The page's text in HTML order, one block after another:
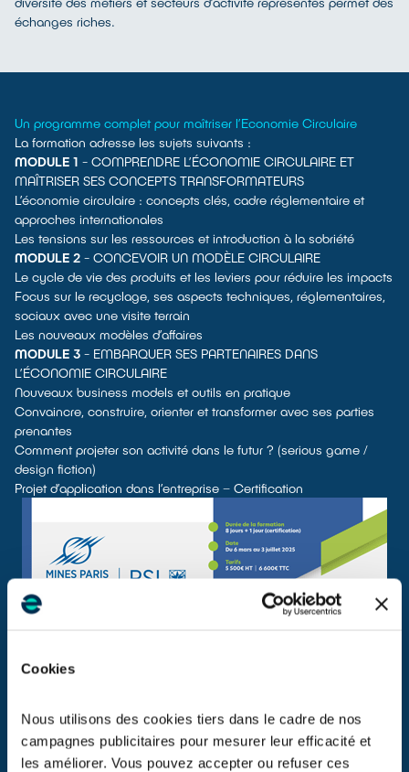
Cookies
Nous utilisons des cookies tiers dans le cadre de nos
campagnes publicitaires pour mesurer leur efficacité et
les améliorer. Vous pouvez accepter ou refuser ces
échanges riches.
Un programme complet pour maîtriser l’Economie Circulaire
La formation adresse les sujets suivants :
MODULE 1 - COMPRENDRE L’ÉCONOMIE CIRCULAIRE ET
MAÎTRISER SES CONCEPTS TRANSFORMATEURS
L’économie circulaire : concepts clés, cadre réglementaire et
approches internationales
Les tensions sur les ressources et introduction à la sobriété
MODULE 2 - CONCEVOIR UN MODÈLE CIRCULAIRE
Le cycle de vie des produits et les leviers pour réduire les impacts
Focus sur le recyclage, ses aspects techniques, réglementaires,
sociaux avec une visite terrain
Les nouveaux modèles d’affaires
MODULE 3 - EMBARQUER SES PARTENAIRES DANS
L’ÉCONOMIE CIRCULAIRE
Nouveaux business models et outils en pratique
Convaincre, construire, orienter et transformer avec ses parties
prenantes
Comment projeter son activité dans le futur ? (serious game /
design fiction)
Projet d’application dans l’entreprise – Certification